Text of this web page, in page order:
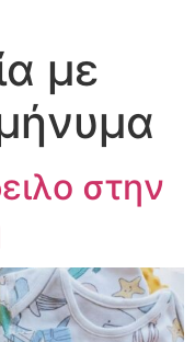
με
στην